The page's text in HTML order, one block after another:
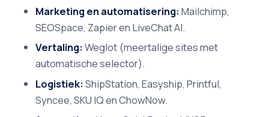
Marketing en automatisering:Mailchimp,
SEOSpace, Zapier en LiveChat AI.
Vertaling:Weglot (meertalige sites met
automatische selector).
Logistiek:ShipStation, Easyship, Printful,
Syncee, SKU IQ en ChowNow.